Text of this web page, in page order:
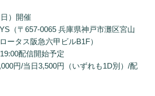
）開催
（〒657-0065 兵庫県神戸市灘区宮山
ータス阪急六甲ビルB1F）
配信開始予定
円/当日3,500円（いずれも1D別）/配